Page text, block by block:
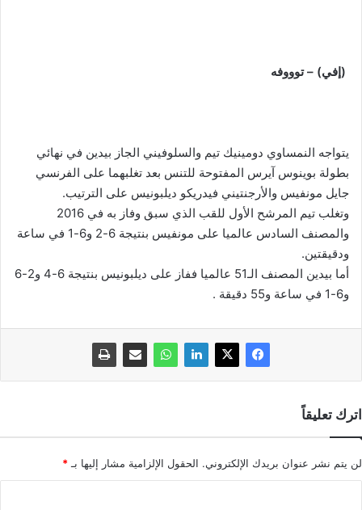
(إفي) – توووفه
يتواجه النمساوي دومينيك تيم والسلوفيني الجاز بيدين في نهائي
بطولة بوينوس آيرس المفتوحة للتنس بعد تغلبهما على الفرنسي
جايل مونفيس والأرجنتيني فيدريكو ديلبونيس على الترتيب.
وتغلب تيم المرشح الأول للقب الذي سبق وفاز به في 2016
والمصنف السادس عالميا على مونفيس بنتيجة 6-2 و6-1 في ساعة
ودقيقتين.
أما بيدين المصنف الـ51 عالميا ففاز على ديلبونيس بنتيجة 6-4 و2-6
و6-1 في ساعة و55 دقيقة .
اترك تعليقاً
لن يتم نشر عنوان بريدك الإلكتروني. الحقول الإلزامية مشار إليها بـ *